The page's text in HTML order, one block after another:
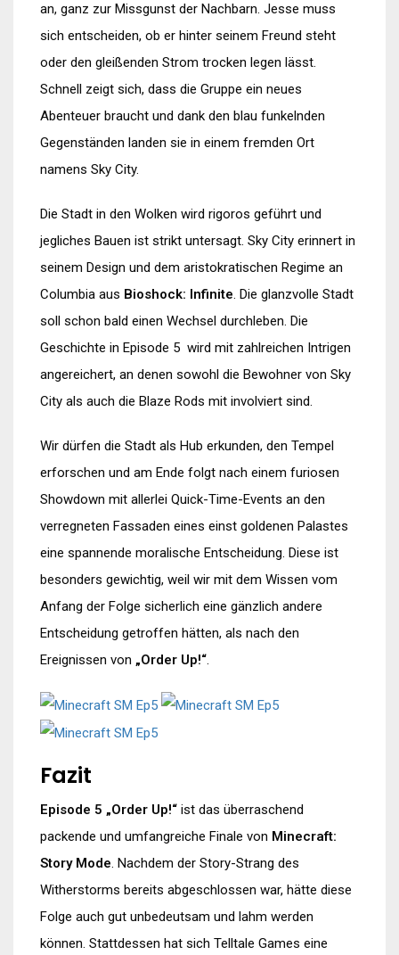
an, ganz zur Missgunst der Nachbarn. Jesse muss
sich entscheiden, ob er hinter seinem Freund steht
oder den gleißenden Strom trocken legen lässt.
Schnell zeigt sich, dass die Gruppe ein neues
Abenteuer braucht und dank den blau funkelnden
Gegenständen landen sie in einem fremden Ort
namens Sky City.
Die Stadt in den Wolken wird rigoros geführt und
jegliches Bauen ist strikt untersagt. Sky City erinnert in
seinem Design und dem aristokratischen Regime an
Columbia aus Bioshock: Infinite. Die glanzvolle Stadt
soll schon bald einen Wechsel durchleben. Die
Geschichte in Episode 5 wird mit zahlreichen Intrigen
angereichert, an denen sowohl die Bewohner von Sky
City als auch die Blaze Rods mit involviert sind.
Wir dürfen die Stadt als Hub erkunden, den Tempel
erforschen und am Ende folgt nach einem furiosen
Showdown mit allerlei Quick-Time-Events an den
verregneten Fassaden eines einst goldenen Palastes
eine spannende moralische Entscheidung. Diese ist
besonders gewichtig, weil wir mit dem Wissen vom
Anfang der Folge sicherlich eine gänzlich andere
Entscheidung getroffen hätten, als nach den
Ereignissen von „Order Up!“.
Fazit
Episode 5 „Order Up!“ ist das überraschend
packende und umfangreiche Finale von Minecraft:
Story Mode. Nachdem der Story-Strang des
Witherstorms bereits abgeschlossen war, hätte diese
Folge auch gut unbedeutsam und lahm werden
können. Stattdessen hat sich Telltale Games eine